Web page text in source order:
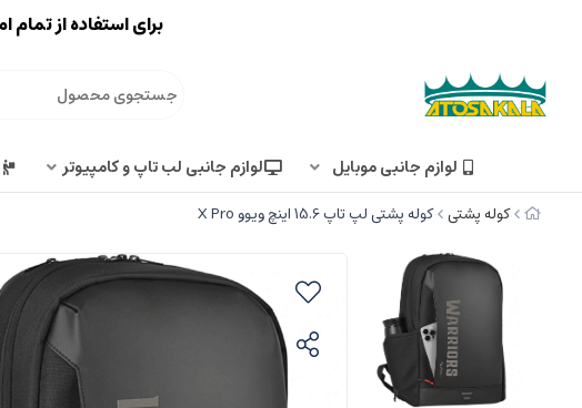
برای استفاده از
لوازم جانبی موبایل لوازم جانبی لب تاپ و کامپیوتر
کوله پشتی کوله پشتی لپ تاپ 15.6 اینچ ویوو X Pro